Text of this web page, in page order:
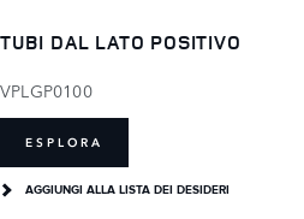
TUBI DAL LATO POSITIVO
VPLGP0100
ESPLORA
AGGIUNGI ALLA LISTA DEI DESIDERI